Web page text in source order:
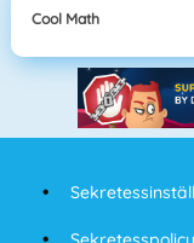
Cool Math